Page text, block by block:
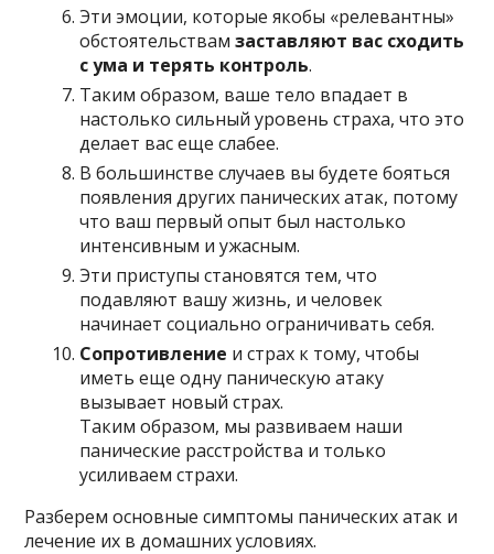
Эти эмоции, которые якобы «релевантны»
обстоятельствамзаставляют вас сходить
с ума и терять контроль.
Таким образом, ваше тело впадает в
настолько сильный уровень страха, что это
делает вас еще слабее.
В большинстве случаев вы будете бояться
появления других панических атак, потому
что ваш первый опыт был настолько
интенсивным и ужасным.
Эти приступы становятся тем, что
подавляют вашу жизнь, и человек
начинает социально ограничивать себя.
Сопротивление и страх к тому, чтобы
иметь еще одну паническую атаку
вызывает новый страх.
Таким образом, мы развиваем наши
панические расстройства и только
усиливаем страхи.
Разберем основные симптомы панических атак и
лечение их в домашних условиях.